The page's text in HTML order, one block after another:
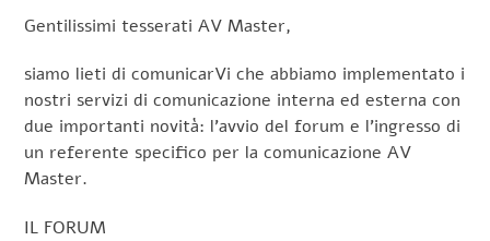
Gentilissimi tesserati AV Master,
siamo lieti di comunicarVi che abbiamo implementato i
nostri servizi di comunicazione interna ed esterna con
due importanti novità: l’avvio del forum e l’ingresso di
un referente specifico per la comunicazione AV
Master.
IL FORUM